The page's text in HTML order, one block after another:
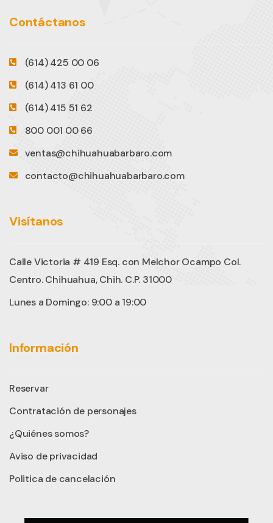
Contáctanos
(614) 425 00 06
(614) 413 61 00
(614) 415 51 62
800 001 00 66
ventas@chihuahuabarbaro.com
contacto@chihuahuabarbaro.com
Visítanos
Calle Victoria # 419 Esq. con Melchor Ocampo Col.
Centro. Chihuahua, Chih. C.P. 31000
Lunes a Domingo: 9:00 a 19:00
Información
Reservar
Contratación de personajes
¿Quiénes somos?
Aviso de privacidad
Politica de cancelación